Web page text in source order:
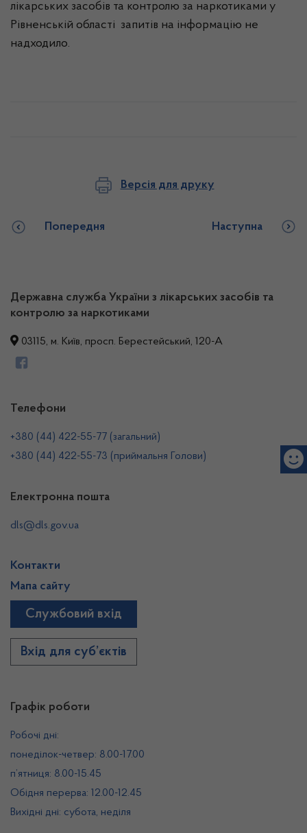
лікарських засобів та контролю за наркотиками у
Рівненській області запитів на інформацію не
надходило.
Версія для друку
Попередня Наступна
Державна служба України з лікарських засобів та
контролю за наркотиками
03115, м. Київ, просп. Берестейський, 120-А
Графік роботи
Робочі дні:
понеділок-четвер: 8.00-17.00
п’ятниця: 8.00-15.45
Обідня перерва: 12.00-12.45
Вихідні дні: субота, неділя
Телефони
+380 (44) 422-55-77 (загальний)
+380 (44) 422-55-73 (приймальня Голови)
Електронна пошта
dls@dls.gov.ua
Контакти
Мапа сайту
Службовий вхід
Вхід для суб’єктів